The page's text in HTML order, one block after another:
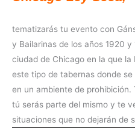
tematizarás tu evento con
y Bailarinas de los años 1920
ciudad de Chicago en la que
este tipo de tabernas donde
en un ambiente de
tú serás parte del mismo y te
situaciones que no dejarán de